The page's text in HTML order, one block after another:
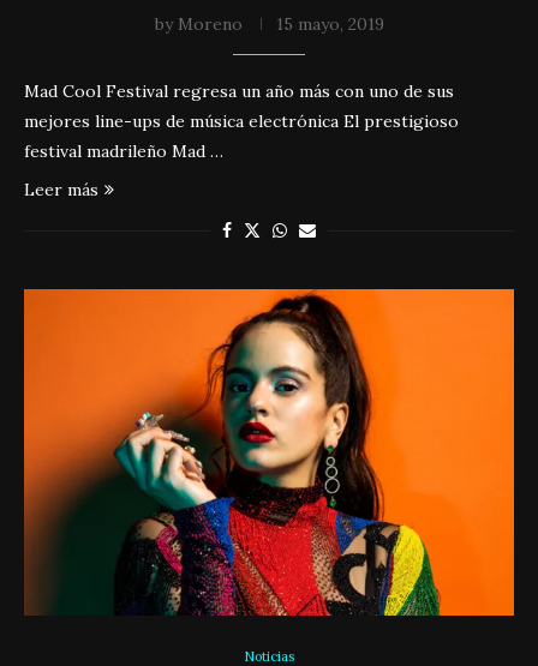
by Moreno 15 mayo, 2019
Mad Cool Festival regresa un año más con uno de sus
mejores line-ups de música electrónica El prestigioso
festival madrileño Mad …
Leer más
Noticias